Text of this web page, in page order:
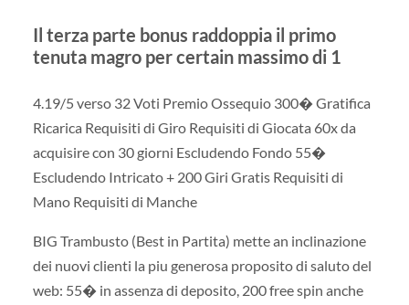
Il terza parte bonus raddoppia il primo
tenuta magro per certain massimo di 1
4.19/5 verso 32 Voti Premio Ossequio 300� Gratifica
Ricarica Requisiti di Giro Requisiti di Giocata 60x da
acquisire con 30 giorni Escludendo Fondo 55�
Escludendo Intricato + 200 Giri Gratis Requisiti di
Mano Requisiti di Manche
BIG Trambusto (Best in Partita) mette an inclinazione
dei nuovi clienti la piu generosa proposito di saluto del
web: 55� in assenza di deposito, 200 free spin anche